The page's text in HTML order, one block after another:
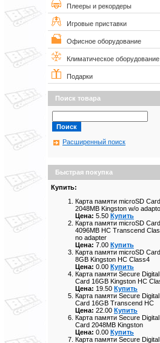
Плееры и рекордеры
Игровые приставки
Офисное оборудование
Климатическое оборудование
Подарки
Поиск товара
Расширенный поиск
Быстрая покупка
Купить:
Карта памяти microSD Card
2048MB Kingston w/o
Цена: 5.50 Купить
Карта памяти microSD Card
4096MB HC Transcend
no adapter
Цена: 7.00 Купить
Карта памяти microSD Card
8GB Kingston HC Class4
Цена: 0.00 Купить
Карта памяти Secure Digital
Card 16GB Kingston HC
Цена: 19.50 Купить
Карта памяти Secure Digital
Card 16GB Transcend HC
Цена: 22.00 Купить
Карта памяти Secure Digital
Card 2048MB Kingston
Цена: 0.00 Купить
Карта памяти Secure Digital